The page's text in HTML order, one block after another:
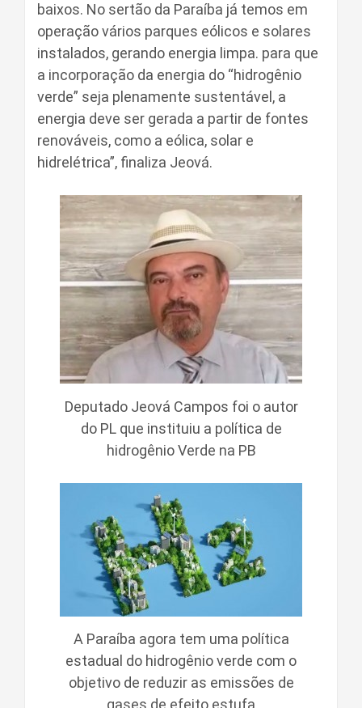
baixos. No sertão da Paraíba já temos em
operação vários parques eólicos e solares
instalados, gerando energia limpa. para que
a incorporação da energia do “hidrogênio
verde” seja plenamente sustentável, a
energia deve ser gerada a partir de fontes
renováveis, como a eólica, solar e
hidrelétrica”, finaliza Jeová.
Deputado Jeová Campos foi o autor
do PL que instituiu a política de
hidrogênio Verde na PB
A Paraíba agora tem uma política
estadual do hidrogênio verde com o
objetivo de reduzir as emissões de
gases de efeito estufa